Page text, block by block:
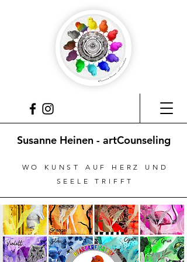
Susanne Heinen - artCounseling
WO KUNST AUF HERZ UND
SEELE TRIFFT